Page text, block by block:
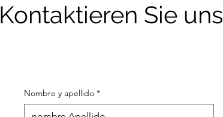
Kontaktieren Sie uns
Nombre y apellido *